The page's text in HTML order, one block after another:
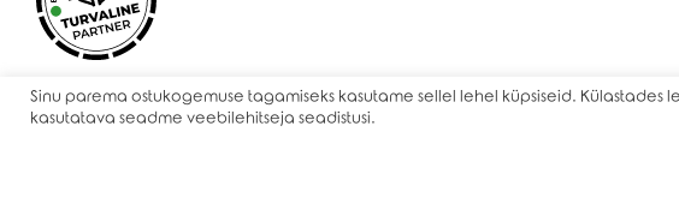
Sinu parema ostukogemuse tagamiseks kasutame sellel lehel küpsiseid.
kasutatava seadme veebilehitseja seadistusi.